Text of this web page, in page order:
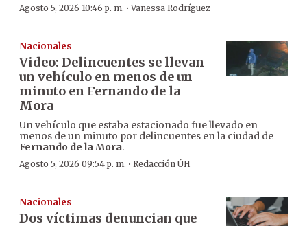
Agosto 5, 2026 10:46 p. m. ·Vanessa Rodríguez
Nacionales
Video: Delincuentes se llevan
un vehículo en menos de un
minuto en Fernando de la
Mora
Un vehículo que estaba estacionado fue llevado en
menos de un minuto por delincuentes en la ciudad de
Fernando de la Mora.
Agosto 5, 2026 09:54 p. m. · Redacción ÚH
Nacionales
Dos víctimas denuncian que